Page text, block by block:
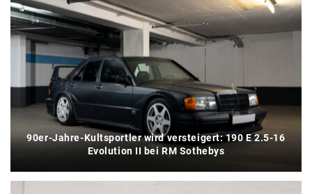
90er-Jahre-Kultsportler wird versteigert: 190 E 2.5-16
Evolution II bei RM Sothebys